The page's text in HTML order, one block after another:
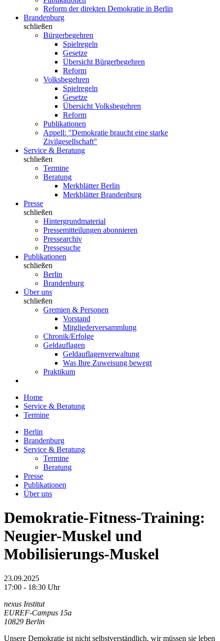
Reform der direkten Demokratie in Berlin
Brandenburg
schließen
Bürgerbegehren
Spielregeln
Gesetze
Übersicht Bürgerbegehren
Reform
Volksbegehren
Spielregeln
Gesetze
Übersicht Volksbegehren
Reform
Publikationen
Appell: "Demokratie braucht eine starke
Zivilgesellschaft"
Service & Beratung
schließen
Termine
Beratung
Merkblätter Berlin
Merkblätter Brandenburg
Presse
schließen
Hintergrundmaterial
Pressemitteilungen abonnieren
Pressearchiv
Pressesuche
Publikationen
schließen
Berlin
Brandenburg
Über uns
schließen
Gremien & Personen
Vorstand
Mitgliederversammlung
Chronik/Erfolge
Geldauflagen
Geldauflagenverwaltung
Was Ihre Zuweisung bewegt
Praktikum
Home
Service & Beratung
Termine
Berlin
Brandenburg
Service & Beratung
Termine
Beratung
Presse
Publikationen
Über uns
Demokratie-Fitness-Training:
Neugier-Muskel und
Mobilisierungs-Muskel
23.09.2025
17:00 - 18:30 Uhr
nexus Institut
EUREF-Campus 15a
10829 Berlin
Unsere Demokratie ist nicht selbstverständlich, wir müssen sie leben